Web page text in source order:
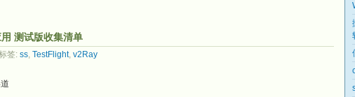
测试版收集清单
标签: ss, TestFlight, v2Ray